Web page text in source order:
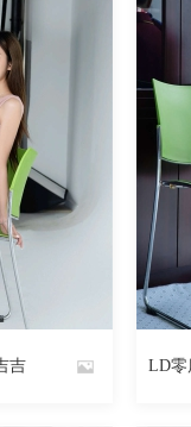
吉 LD零